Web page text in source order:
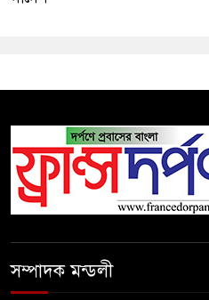
সম্পাদক মন্ডলী